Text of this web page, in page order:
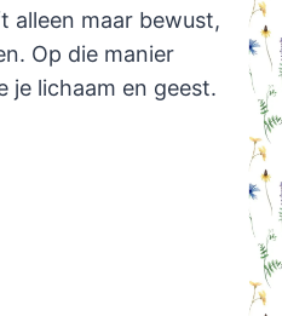
alleen maar bewust,
Op die manier
je lichaam en geest.